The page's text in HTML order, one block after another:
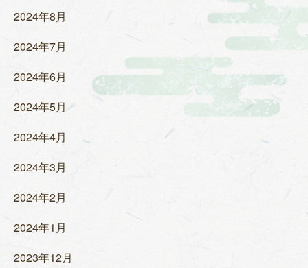
2024年8月
2024年7月
2024年6月
2024年5月
2024年4月
2024年3月
2024年2月
2024年1月
2023年12月